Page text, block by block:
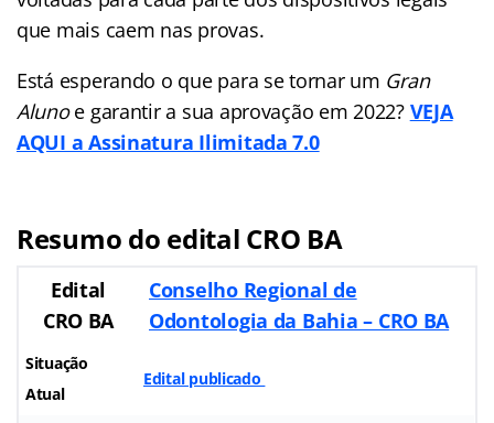
que mais caem nas provas.
Está esperando o que para se tornar um Gran
Alunoe garantir a sua aprovação em 2022? VEJA
AQUI a Assinatura Ilimitada 7.0
Resumo do edital CRO BA
Edital
CRO BA
Conselho Regional de
Odontologia da Bahia – CRO BA
Situação
Atual
Edital publicado